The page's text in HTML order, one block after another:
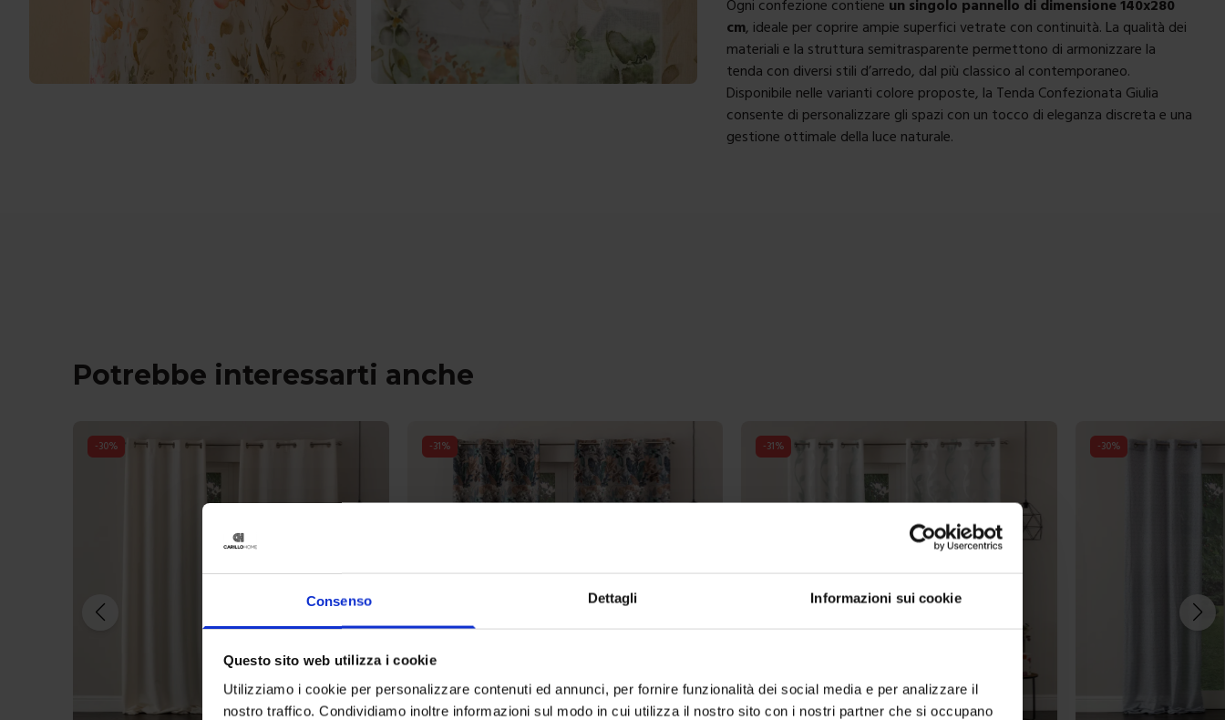
Consenso Dettagli Informazioni sui cookie
Questo sito web utilizza i cookie
Utilizziamo i cookie per personalizzare contenuti ed annunci, per fornire funzionalità dei social media e per analizzare il
nostro traffico. Condividiamo inoltre informazioni sul modo in cui utilizza il nostro sito con i nostri partner che si occupano
Ogni confezione contiene un singolo pannello di dimensione 140x280
cm, ideale per coprire ampie superfici vetrate con continuità. La qualità dei
materiali e la struttura semitrasparente permettono di armonizzare la
tenda con diversi stili d’arredo, dal più classico al contemporaneo.
Disponibile nelle varianti colore proposte, la Tenda Confezionata Giulia
consente di personalizzare gli spazi con un tocco di eleganza discreta e una
gestione ottimale della luce naturale.
Potrebbe interessarti anche
-30% -31% -31% -30%